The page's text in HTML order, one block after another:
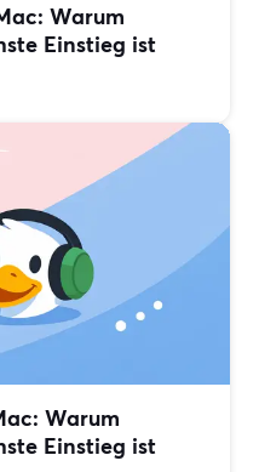
Warum
Einstieg ist
Warum
Einstieg ist